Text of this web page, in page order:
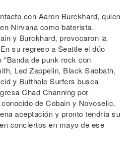
con Aaron Burckhard, quien
Nirvana como baterista.
y Burckhard, provocaron la
su regreso a Seattle el dúo
de punk rock con
Led Zeppelin, Black Sabbath,
y Butthole Surfers busca
Chad Channing por
de Cobain y Novoselic.
aceptación y pronto tendría su
conciertos en mayo de ese